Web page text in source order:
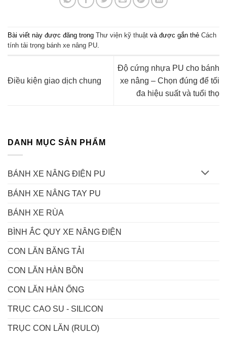
Bài viết này được đăng trong Thư viện kỹ thuật và được gắn thẻ Cách
tính tải trọng bánh xe nâng PU.
Điều kiện giao dịch chung
Độ cứng nhựa PU cho bánh
xe nâng – Chọn đúng để tối
đa hiệu suất và tuổi thọ
DANH MỤC SẢN PHẨM
BÁNH XE NÂNG ĐIỆN PU
BÁNH XE NÂNG TAY PU
BÁNH XE RÙA
BÌNH ẮC QUY XE NÂNG ĐIỆN
CON LĂN BĂNG TẢI
CON LĂN HÀN BỒN
CON LĂN HÀN ỐNG
TRỤC CAO SU - SILICON
TRỤC CON LĂN (RULO)